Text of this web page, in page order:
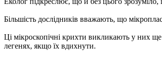
Більшість дослідників вважають, що
Ці мікроскопічні крихти викликають у них
легенях, якщо їх вдихнути.